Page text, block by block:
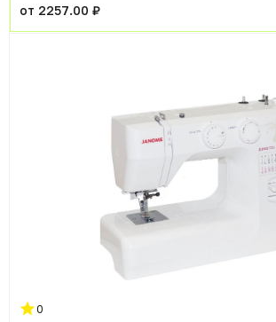
от 2257.00 ₽
0